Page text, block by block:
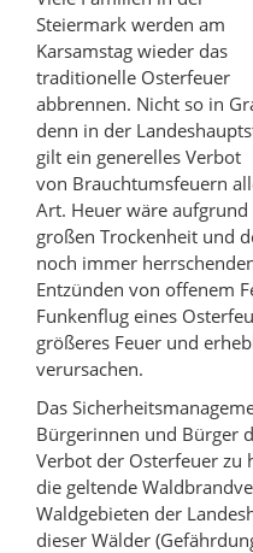
a
n
A
u
t
o
r
d
I
n
t
e
i
l
e
n
o
o
k
t
e
i
l
e
n
Steiermark werden am
Karsamstag wieder das
traditionelle Osterfeuer
abbrennen. Nicht so in
denn in der
gilt ein generelles Verbot
von Brauchtumsfeuern
Art. Heuer wäre aufgrund
großen Trockenheit und
noch immer
Entzünden von offenem
Funkenflug eines
größeres Feuer und
verursachen.
Das
Bürgerinnen und Bürger
Verbot der Osterfeuer zu
die geltende
Waldgebieten der
dieser Wälder